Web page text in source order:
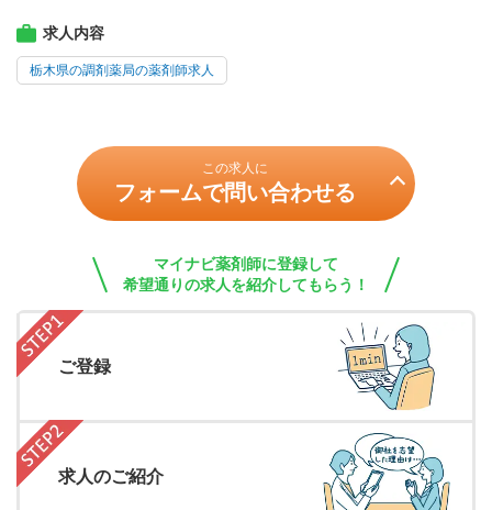
求人内容
栃木県の調剤薬局の薬剤師求人
この求人に
フォームで問い合わせる
マイナビ薬剤師に登録して
希望通りの求人を紹介してもらう！
ご登録
求人のご紹介